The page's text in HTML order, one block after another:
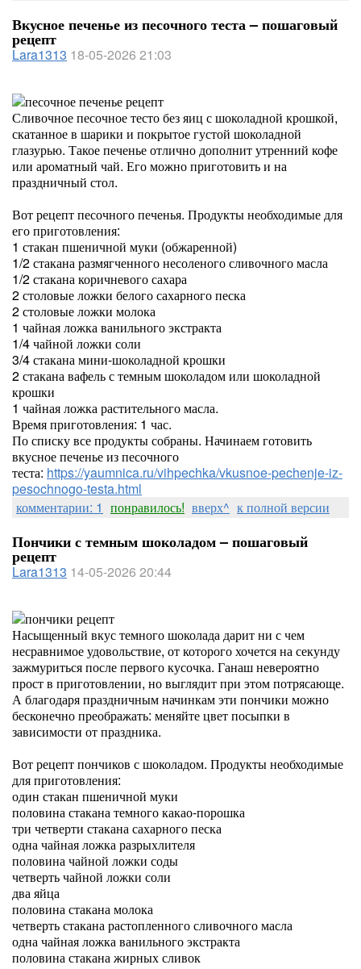
Вкусное печенье из песочного теста – пошаговый
рецепт
Lara1313 18-05-2026 21:03
Сливочное песочное тесто без яиц с шоколадной крошкой,
скатанное в шарики и покрытое густой шоколадной
глазурью. Такое печенье отлично дополнит утренний кофе
или ароматный чай. Его можно приготовить и на
праздничный стол.
Вот рецепт песочного печенья. Продукты необходимые для
его приготовления:
1 стакан пшеничной муки (обжаренной)
1/2 стакана размягченного несоленого сливочного масла
1/2 стакана коричневого сахара
2 столовые ложки белого сахарного песка
2 столовые ложки молока
1 чайная ложка ванильного экстракта
1/4 чайной ложки соли
3/4 стакана мини-шоколадной крошки
2 стакана вафель с темным шоколадом или шоколадной
крошки
1 чайная ложка растительного масла.
Время приготовления: 1 час.
По списку все продукты собраны. Начинаем готовить
вкусное печенье из песочного
теста: https://yaumnica.ru/vihpechka/vkusnoe-pechenje-iz-
pesochnogo-testa.html
комментарии: 1 понравилось! вверх^ к полной версии
Пончики с темным шоколадом – пошаговый
рецепт
Lara1313 14-05-2026 20:44
Насыщенный вкус темного шоколада дарит ни с чем
несравнимое удовольствие, от которого хочется на секунду
зажмуриться после первого кусочка. Ганаш невероятно
прост в приготовлении, но выглядит при этом потрясающе.
А благодаря праздничным начинкам эти пончики можно
бесконечно преображать: меняйте цвет посыпки в
зависимости от праздника.
Вот рецепт пончиков с шоколадом. Продукты необходимые
для приготовления:
один стакан пшеничной муки
половина стакана темного какао-порошка
три четверти стакана сахарного песка
одна чайная ложка разрыхлителя
половина чайной ложки соды
четверть чайной ложки соли
два яйца
половина стакана молока
четверть стакана растопленного сливочного масла
одна чайная ложка ванильного экстракта
половина стакана жирных сливок